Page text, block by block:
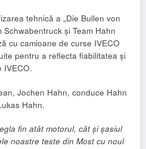
tehnică a „Die Bullen von
Schwabentruck și Team Hahn
cu camioane de curse IVECO
pentru a reflecta fiabilitatea și
IVECO.
Jochen Hahn, conduce Hahn
Hahn.
fin atât motorul, cât și șasiul
noastre teste din Most cu noul